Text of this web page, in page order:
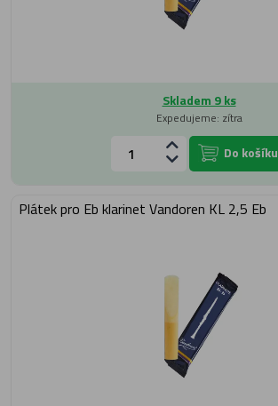
Skladem 9 ks
Expedujeme: zítra
Do košíku
Plátek pro Eb klarinet Vandoren KL 2,5 Eb